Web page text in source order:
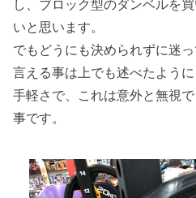
し、ブロック型のダンベルを
いと思います。
でもどうにも決められずに迷
言える事は上でも述べたよう
手軽さで、これは意外と無視
事です。